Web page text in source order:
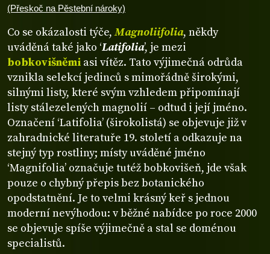
(Přeskoč na Pěstební nároky)
Co se okázalosti týče,Magnoliifolia, někdy
uváděná také jako ‘Latifolia’, je mezi
bobkovišněmi asi vítěz. Tato výjimečná odrůda
vznikla selekcí jedinců s mimořádně širokými,
silnými listy, které svým vzhledem připomínají
listy stálezelených magnolií – odtud i její jméno.
Označení ‘Latifolia’ (širokolistá) se objevuje již v
zahradnické literatuře 19. století a odkazuje na
stejný typ rostliny; místy uváděné jméno
‘Magnifolia’ označuje tutéž bobkovišeň, jde však
pouze o chybný přepis bez botanického
opodstatnění. Je to velmi krásný keř s jednou
moderní nevýhodou: v běžné nabídce po roce 2000
se objevuje spíše výjimečně a stal se doménou
specialistů.